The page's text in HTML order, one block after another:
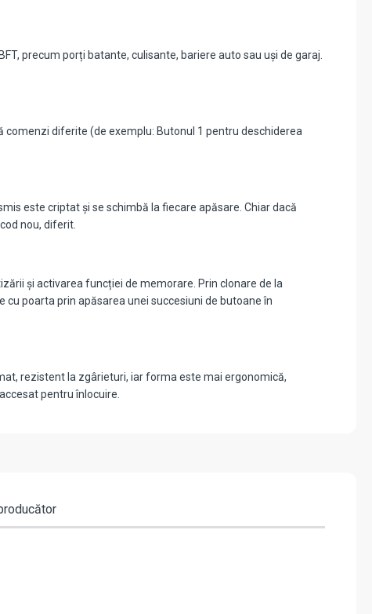
precum porți batante, culisante, bariere auto sau uși de garaj.
diferite (de exemplu: Butonul 1 pentru deschiderea
este criptat și se schimbă la fiecare apăsare. Chiar dacă
nou, diferit.
și activarea funcției de memorare. Prin clonare de la
poarta prin apăsarea unei succesiuni de butoane în
rezistent la zgârieturi, iar forma este mai ergonomică,
pentru înlocuire.